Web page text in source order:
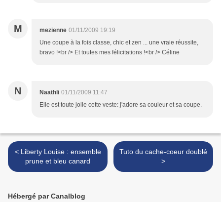
M mezienne 01/11/2009 19:19
Une coupe à la fois classe, chic et zen ... une vraie réussite,
bravo !<br /> Et toutes mes félicitations !<br /> Céline
N Naathli 01/11/2009 11:47
Elle est toute jolie cette veste: j'adore sa couleur et sa coupe.
< Liberty Louise : ensemble
prune et bleu canard
Tuto du cache-coeur doublé
>
Hébergé par Canalblog